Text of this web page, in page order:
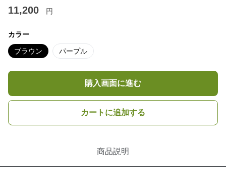
11,200 円
カラー
ブラウン パープル
購入画面に進む
カートに追加する
商品説明